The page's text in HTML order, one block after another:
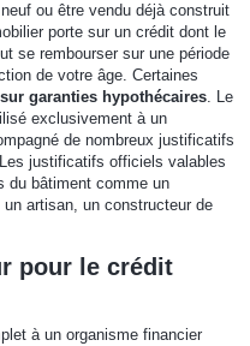
ou être vendu déjà construit
porte sur un crédit dont le
se rembourser sur une période
de votre âge. Certaines
garanties hypothécaires. Le
exclusivement à un
de nombreux justificatifs
justificatifs officiels valables
du bâtiment comme un
artisan, un constructeur de
pour le crédit
à un organisme financier